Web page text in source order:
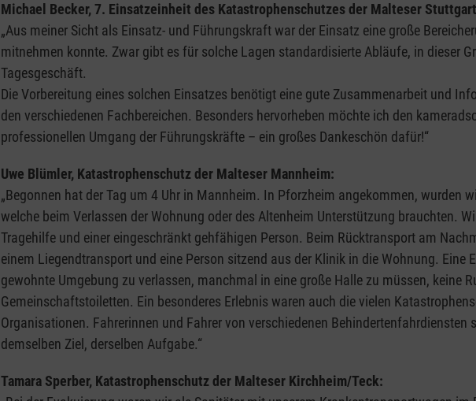
Michael Becker, 7. Einsatzeinheit des Katastrophenschutzes der Malteser
„Aus meiner Sicht als Einsatz- und Führungskraft war der Einsatz eine große
mitnehmen konnte. Zwar gibt es für solche Lagen standardisierte Abläufe, in dieser
Tagesgeschäft.
Die Vorbereitung eines solchen Einsatzes benötigt eine gute Zusammenarbeit und
den verschiedenen Fachbereichen. Besonders hervorheben möchte ich den
professionellen Umgang der Führungskräfte – ein großes Dankeschön dafür!“
Uwe Blümler, Katastrophenschutz der Malteser Mannheim:
„Begonnen hat der Tag um 4 Uhr in Mannheim. In Pforzheim angekommen, wurden
welche beim Verlassen der Wohnung oder des Altenheim Unterstützung brauchten.
Tragehilfe und einer eingeschränkt gehfähigen Person. Beim Rücktransport am
einem Liegendtransport und eine Person sitzend aus der Klinik in die Wohnung. Eine
gewohnte Umgebung zu verlassen, manchmal in eine große Halle zu müssen, keine
Gemeinschaftstoiletten. Ein besonderes Erlebnis waren auch die vielen
Organisationen. Fahrerinnen und Fahrer von verschiedenen Behindertenfahrdiensten
demselben Ziel, derselben Aufgabe.“
Tamara Sperber, Katastrophenschutz der Malteser Kirchheim/Teck: